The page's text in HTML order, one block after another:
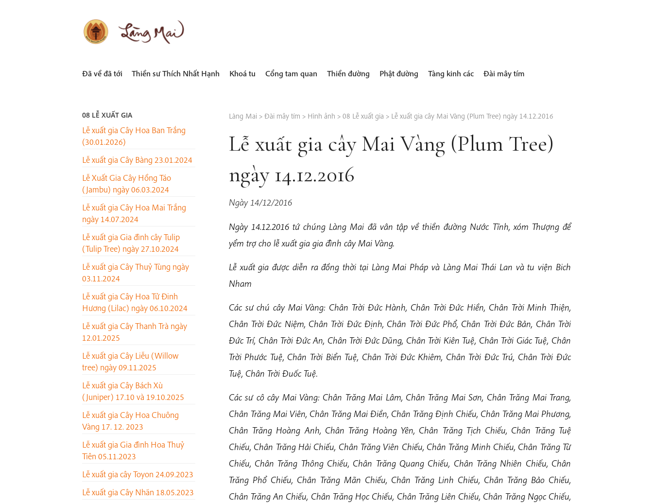
LÀNG MAI
Đã về đã tới Thiền sư Thích Nhất Hạnh Khoá tu Cổng tam quan Thiền đường Phật đường Tàng kinh các Đài mây tím
08 LỄ XUẤT GIA
Lễ xuất gia Cây Hoa Ban Trắng
(30.01.2026)
Lễ xuất gia Cây Bàng 23.01.2024
Lễ Xuất Gia Cây Hồng Táo
(Jambu) ngày 06.03.2024
Lễ xuất gia Cây Hoa Mai Trắng
ngày 14.07.2024
Lễ xuất gia Gia đình cây Tulip
(Tulip Tree) ngày 27.10.2024
Lễ xuất gia Cây Thuỷ Tùng ngày
03.11.2024
Lễ xuất gia Cây Hoa Tử Đinh
Hương (Lilac) ngày 06.10.2024
Lễ xuất gia Cây Thanh Trà ngày
12.01.2025
Lễ xuất gia Cây Liễu (Willow
tree) ngày 09.11.2025
Lễ xuất gia Cây Bách Xù
(Juniper) 17.10 và 19.10.2025
Lễ xuất gia Cây Hoa Chuông
Vàng 17. 12. 2023
Lễ xuất gia Gia đình Hoa Thuỷ
Tiên 05.11.2023
Lễ xuất gia cây Toyon 24.09.2023
Lễ xuất gia Cây Nhãn 18.05.2023
Làng Mai> Đài mây tím > Hình ảnh > 08 Lễ xuất gia > Lễ xuất gia cây Mai Vàng (Plum Tree) ngày 14.12.2016
Lễ xuất gia cây Mai Vàng (Plum Tree)
ngày 14.12.2016
Ngày 14/12/2016
Ngày 14.12.2016 tứ chúng Làng Mai đã vân tập về thiền đường Nước Tĩnh, xóm Thượng để
yểm trợ cho lễ xuất gia gia đình cây Mai Vàng.
Lễ xuất gia được diễn ra đồng thời tại Làng Mai Pháp và Làng Mai Thái Lan và tu viện Bich
Nham
Các sư chú cây Mai Vàng: Chân Trời Đức Hành, Chân Trời Đức Hiền, Chân Trời Minh Thiện,
Chân Trời Đức Niệm, Chân Trời Đức Định, Chân Trời Đức Phổ, Chân Trời Đức Bản, Chân Trời
Đức Trí, Chân Trời Đức An, Chân Trời Đức Dũng, Chân Trời Kiên Tuệ, Chân Trời Giác Tuệ, Chân
Trời Phước Tuệ, Chân Trời Biển Tuệ, Chân Trời Đức Khiêm, Chân Trời Đức Trú, Chân Trời Đức
Tuệ, Chân Trời Đuốc Tuệ.
Các sư cô cây Mai Vàng: Chân Trăng Mai Lâm, Chân Trăng Mai Sơn, Chân Trăng Mai Trang,
Chân Trăng Mai Viên, Chân Trăng Mai Điền, Chân Trăng Định Chiếu, Chân Trăng Mai Phương,
Chân Trăng Hoàng Anh, Chân Trăng Hoàng Yên, Chân Trăng Tịch Chiếu, Chân Trăng Tuệ
Chiếu, Chân Trăng Hải Chiếu, Chân Trăng Viên Chiếu, Chân Trăng Minh Chiếu, Chân Trăng Từ
Chiếu, Chân Trăng Thông Chiếu, Chân Trăng Quang Chiếu, Chân Trăng Nhiên Chiếu, Chân
Trăng Phổ Chiếu, Chân Trăng Mãn Chiếu, Chân Trăng Linh Chiếu, Chân Trăng Bảo Chiếu,
Chân Trăng An Chiếu, Chân Trăng Học Chiếu, Chân Trăng Liên Chiếu, Chân Trăng Ngọc Chiếu,